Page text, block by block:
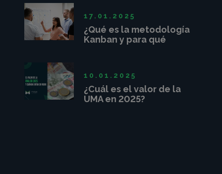
¿Qué es la metodología
Kanban y para qué
17.01.2025
¿Cuál es el valor de la
UMA en 2025?
10.01.2025